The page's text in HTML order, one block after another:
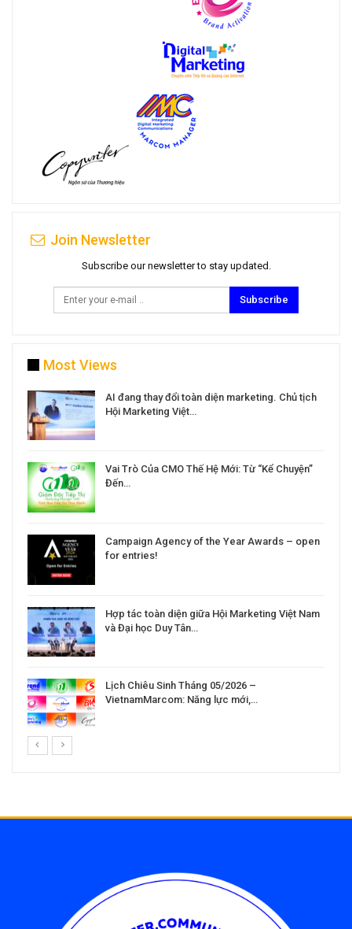
Join Newsletter
Subscribe our newsletter to stay updated.
Subscribe
Most Views
AI đang thay đổi toàn diện marketing. Chủ tịch
Hội Marketing Việt…
Vai Trò Của CMO Thế Hệ Mới: Từ “Kể Chuyện”
Đến…
Campaign Agency of the Year Awards – open
for entries!
Hợp tác toàn diện giữa Hội Marketing Việt Nam
và Đại học Duy Tân…
Lịch Chiêu Sinh Tháng 05/2026 –
VietnamMarcom: Năng lực mới,…